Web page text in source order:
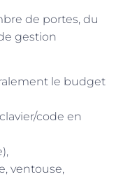
de portes, du
gestion
le budget
code en
ventouse,